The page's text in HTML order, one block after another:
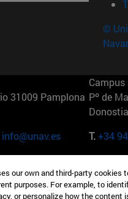
©
31009 Pamplona
info@unav.es
Pº de
T.+34
3 28023
165 W
EE.UU
our own and third-party cookies
purposes. For example, to
or personalize how the